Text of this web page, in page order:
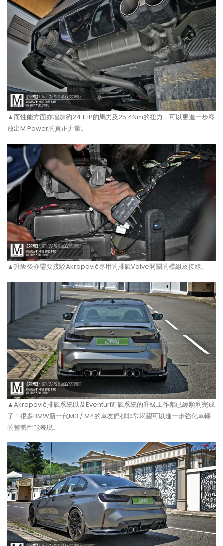
▲而性能方面亦增加約24.1HP的馬力及25.4Nm的扭力，可以更進一步釋
放出M Power的真正力量。
▲升級後亦需要接駁Akrapovič專用的排氣Valve開關的模組及接線。
▲Akrapovič排氣系統以及Eventuri進氣系統的升級工作都已經順利完成
了！很多BMW新一代M3 / M4的車友們都非常渴望可以進一步強化車輛
的整體性能表現。